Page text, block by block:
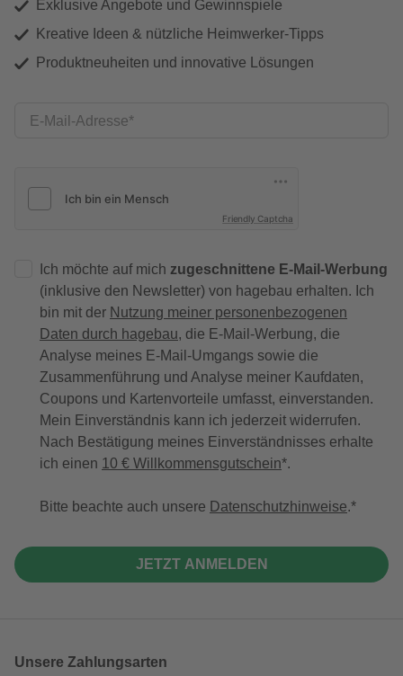
Exklusive Angebote und Gewinnspiele
Kreative Ideen & nützliche Heimwerker-Tipps
Produktneuheiten und innovative Lösungen
E-Mail-Adresse
Friendly Captcha
Ich möchte auf mich zugeschnittene E-Mail-Werbung
(inklusive den Newsletter) von hagebau erhalten. Ich
bin mit der Nutzung meiner personenbezogenen
Daten durch hagebau, die E-Mail-Werbung, die
Analyse meines E-Mail-Umgangs sowie die
Zusammenführung und Analyse meiner Kaufdaten,
Coupons und Kartenvorteile umfasst, einverstanden.
Mein Einverständnis kann ich jederzeit widerrufen.
Nach Bestätigung meines Einverständnisses erhalte
ich einen 10 € Willkommensgutschein*.
Bitte beachte auch unsere Datenschutzhinweise.
JETZT ANMELDEN
Unsere Zahlungsarten